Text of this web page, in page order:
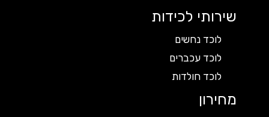
שירותי לכידות
לוכד נחשים
לוכד עכברים
לוכד חולדות
מחירון